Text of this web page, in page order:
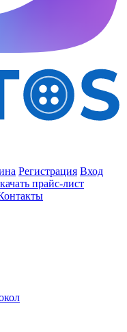
Регистрация Вход
прайс-лист